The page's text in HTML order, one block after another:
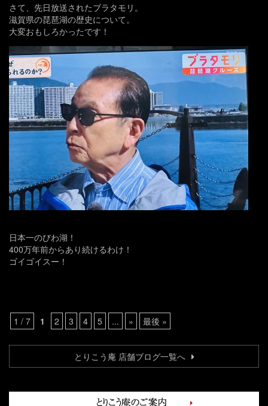
さて、先日放送されたブラタモリ。
滋賀県の琵琶湖の歴史について。
大変おもしろかったです！
日本一のびわ湖！
400万年前からあり続けるわけ！
ゴイゴイスー！
1 / 7 1 2 3 4 5 ... » 最後 »
とりこう庵 店舗ブログ一覧へ